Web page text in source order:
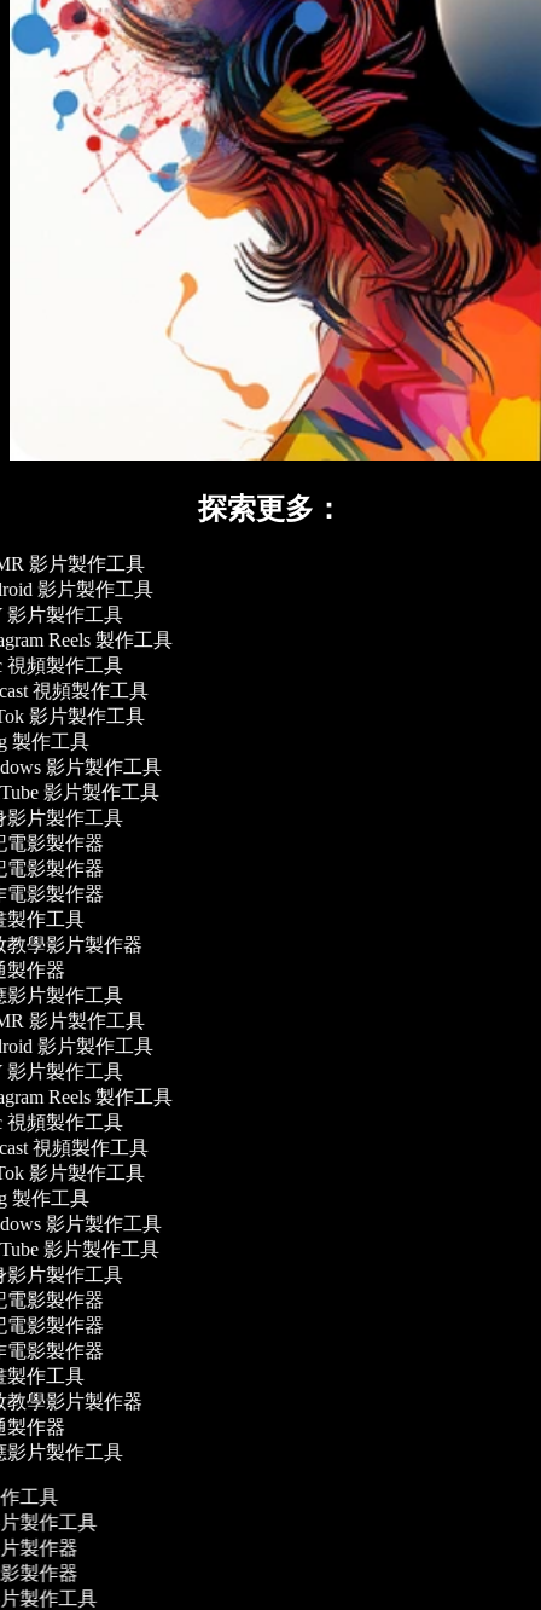
探索更多：
影片製作工具
影片製作工具
片製作工具
Reels 製作工具
頻製作工具
視頻製作工具
影片製作工具
製作工具
影片製作工具
影片製作工具
片製作工具
影製作器
影製作器
影製作器
作工具
學影片製作器
作器
片製作工具
影片製作工具
影片製作工具
片製作工具
Reels 製作工具
頻製作工具
視頻製作工具
影片製作工具
製作工具
影片製作工具
影片製作工具
片製作工具
影製作器
影製作器
影製作器
作工具
學影片製作器
作器
片製作工具
作工具
片製作工具
片製作器
影製作器
片製作工具